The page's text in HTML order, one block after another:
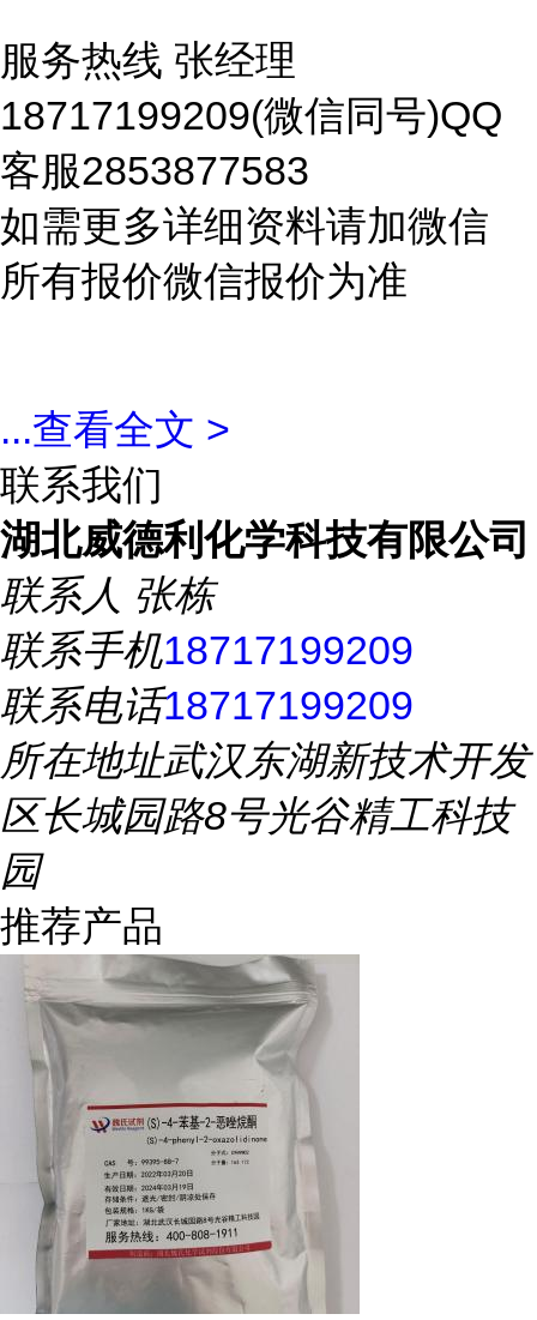
服务热线 张经理
18717199209(微信同号)QQ
客服2853877583
如需更多详细资料请加微信
所有报价微信报价为准
...查看全文 >
联系我们
湖北威德利化学科技有限公司
联系人 张栋
联系手机18717199209
联系电话18717199209
所在地址武汉东湖新技术开发
区长城园路8号光谷精工科技
园
推荐产品